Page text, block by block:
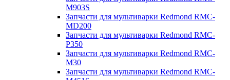
M903S
Запчасти для мультиварки Redmond RMC-
MD200
Запчасти для мультиварки Redmond RMC-
P350
Запчасти для мультиварки Redmond RMC-
M30
Запчасти для мультиварки Redmond RMC-